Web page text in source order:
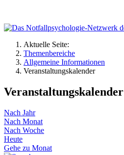
Aktuelle Seite:
Themenbereiche
Allgemeine Informationen
Veranstaltungskalender
Veranstaltungskalender
Nach Jahr
Nach Monat
Nach Woche
Heute
Gehe zu Monat